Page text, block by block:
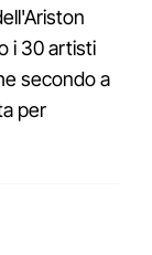
i 30 artisti
secondo a
per